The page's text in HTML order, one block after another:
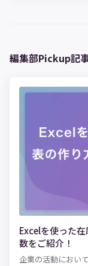
編集部Pickup記
Excelを使った
数をご紹介！
企業の活動におい